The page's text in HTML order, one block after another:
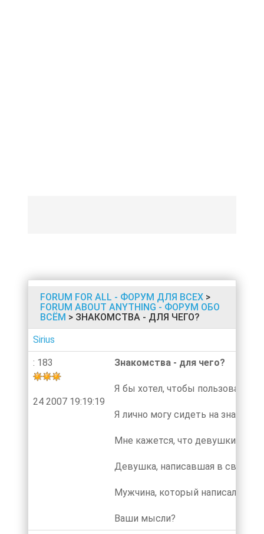
FORUM FOR ALL - ФОРУМ ДЛЯ ВСЕХ>
FORUM ABOUT ANYTHING - ФОРУМ ОБО
ВСЁМ > ЗНАКОМСТВА - ДЛЯ ЧЕГО?
Sirius
: 183
24 2007 19:19:19
Знакомства - для чего?
Я бы хотел, чтобы
Я лично могу сидеть на
Мне кажется, что девушки чаще
Девушка, написавшая в своей
Мужчина, который написал в
Ваши мысли?